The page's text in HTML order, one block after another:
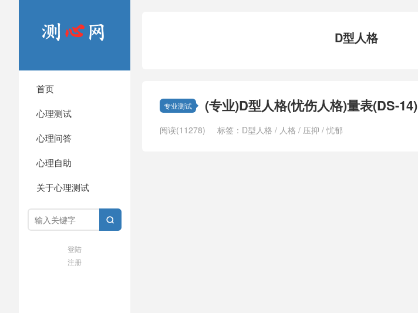
首页
心理测试
心理问答
心理自助
关于心理测试

登陆
注册
D型人格
专业测试 (专业)D型人格(忧伤人格)量表(DS-14)
阅读(11278) 标签： D型人格 / 人格 / 压抑 /忧郁